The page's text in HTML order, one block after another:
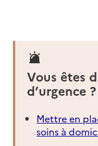
Vous êtes
d’urgence ?
Mettre en
soins à